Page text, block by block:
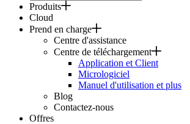
Produits
Cloud
Prend en charge
Centre d'assistance
Centre de téléchargement
Application et Client
Micrologiciel
Manuel d'utilisation et plus
Blog
Contactez-nous
Offres